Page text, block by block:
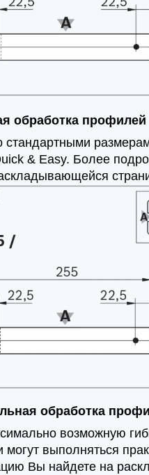
обработка профилей
стандартными
& Easy. Более
обработка
возможную
выполняться
Вы найдете на